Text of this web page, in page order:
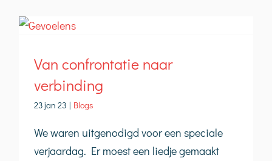
Van confrontatie naar
verbinding
23 jan 23 | Blogs
We waren uitgenodigd voor een speciale
verjaardag. Er moest een liedje gemaakt